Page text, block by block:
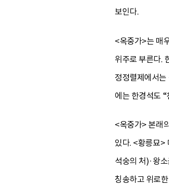
보인다.
<옥중가>는 매
위주로 부른다.
정정렬제에서
에는 한경석도
<옥중가> 본래
있다. <황릉묘>
석숭의 처)·왕
칭송하고 위로